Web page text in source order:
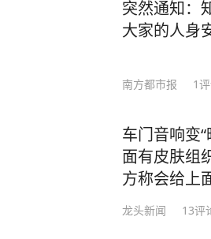
突然通知：
大家的人身
南方都市报 1
车门音响变
面有皮肤组
方称会给上
龙头新闻 13评